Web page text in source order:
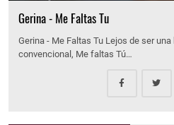
Gerina - Me Faltas Tu
Gerina - Me Faltas Tu Lejos de ser
convencional, Me faltas Tú…